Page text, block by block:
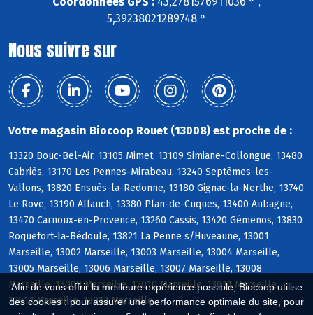
Afin de vous offrir la meilleure expérience possible, Biocoop utilise
des cookies : pour assurer une performance optimale du site, pour
5,39238021289748 °
Nous suivre sur
Votre magasin Biocoop Rouet (13008) est proche de :
13320 Bouc-Bel-Air, 13105 Mimet, 13109 Simiane-Collongue, 13480
Cabriès, 13170 Les Pennes-Mirabeau, 13240 Septèmes-les-
Vallons, 13820 Ensuès-la-Redonne, 13180 Gignac-la-Nerthe, 13740
Le Rove, 13190 Allauch, 13380 Plan-de-Cuques, 13400 Aubagne,
13470 Carnoux-en-Provence, 13260 Cassis, 13420 Gémenos, 13830
Roquefort-la-Bédoule, 13821 La Penne s/Huveaune, 13001
Marseille, 13002 Marseille, 13003 Marseille, 13004 Marseille,
13005 Marseille, 13006 Marseille, 13007 Marseille, 13008
Marseille, 13009 Marseille, 13010 Marseille, 13011 Marseille,
13012 Marseille, 13013 Marseille